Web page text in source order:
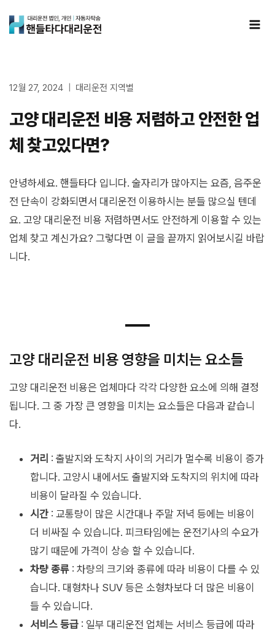
12월 27, 2024 대리운전 지역별
고양 대리운전 비용 저렴하고 안전한 업
체 찾고있다면?
안녕하세요. 핸들타다 입니다. 술자리가 많아지는 요즘, 음주운
전 단속이 강화되면서 대리운전 이용하시는 분들 많으실 텐데
요. 고양 대리운전 비용 저렴하면서도 안전하게 이용할 수 있는
업체 찾고 계신가요? 그렇다면 이 글을 끝까지 읽어보시길 바랍
니다.
고양 대리운전 비용 영향을 미치는 요소들
고양 대리운전 비용은 업체마다 각각 다양한 요소에 의해 결정
됩니다. 그 중 가장 큰 영향을 미치는 요소들은 다음과 같습니
다.
거리 : 출발지와 도착지 사이의 거리가 멀수록 비용이 증가
합니다. 고양시 내에서도 출발지와 도착지의 위치에 따라
비용이 달라질 수 있습니다.
시간 : 교통량이 많은 시간대나 주말 저녁 등에는 비용이
더 비싸질 수 있습니다. 피크타임에는 운전기사의 수요가
많기 때문에 가격이 상승 할 수 있습니다.
차량 종류 : 차량의 크기와 종류에 따라 비용이 다를 수 있
습니다. 대형차나 SUV 등은 소형차보다 더 많은 비용이
들 수 있습니다.
서비스 등급 : 일부 대리운전 업체는 서비스 등급에 따라